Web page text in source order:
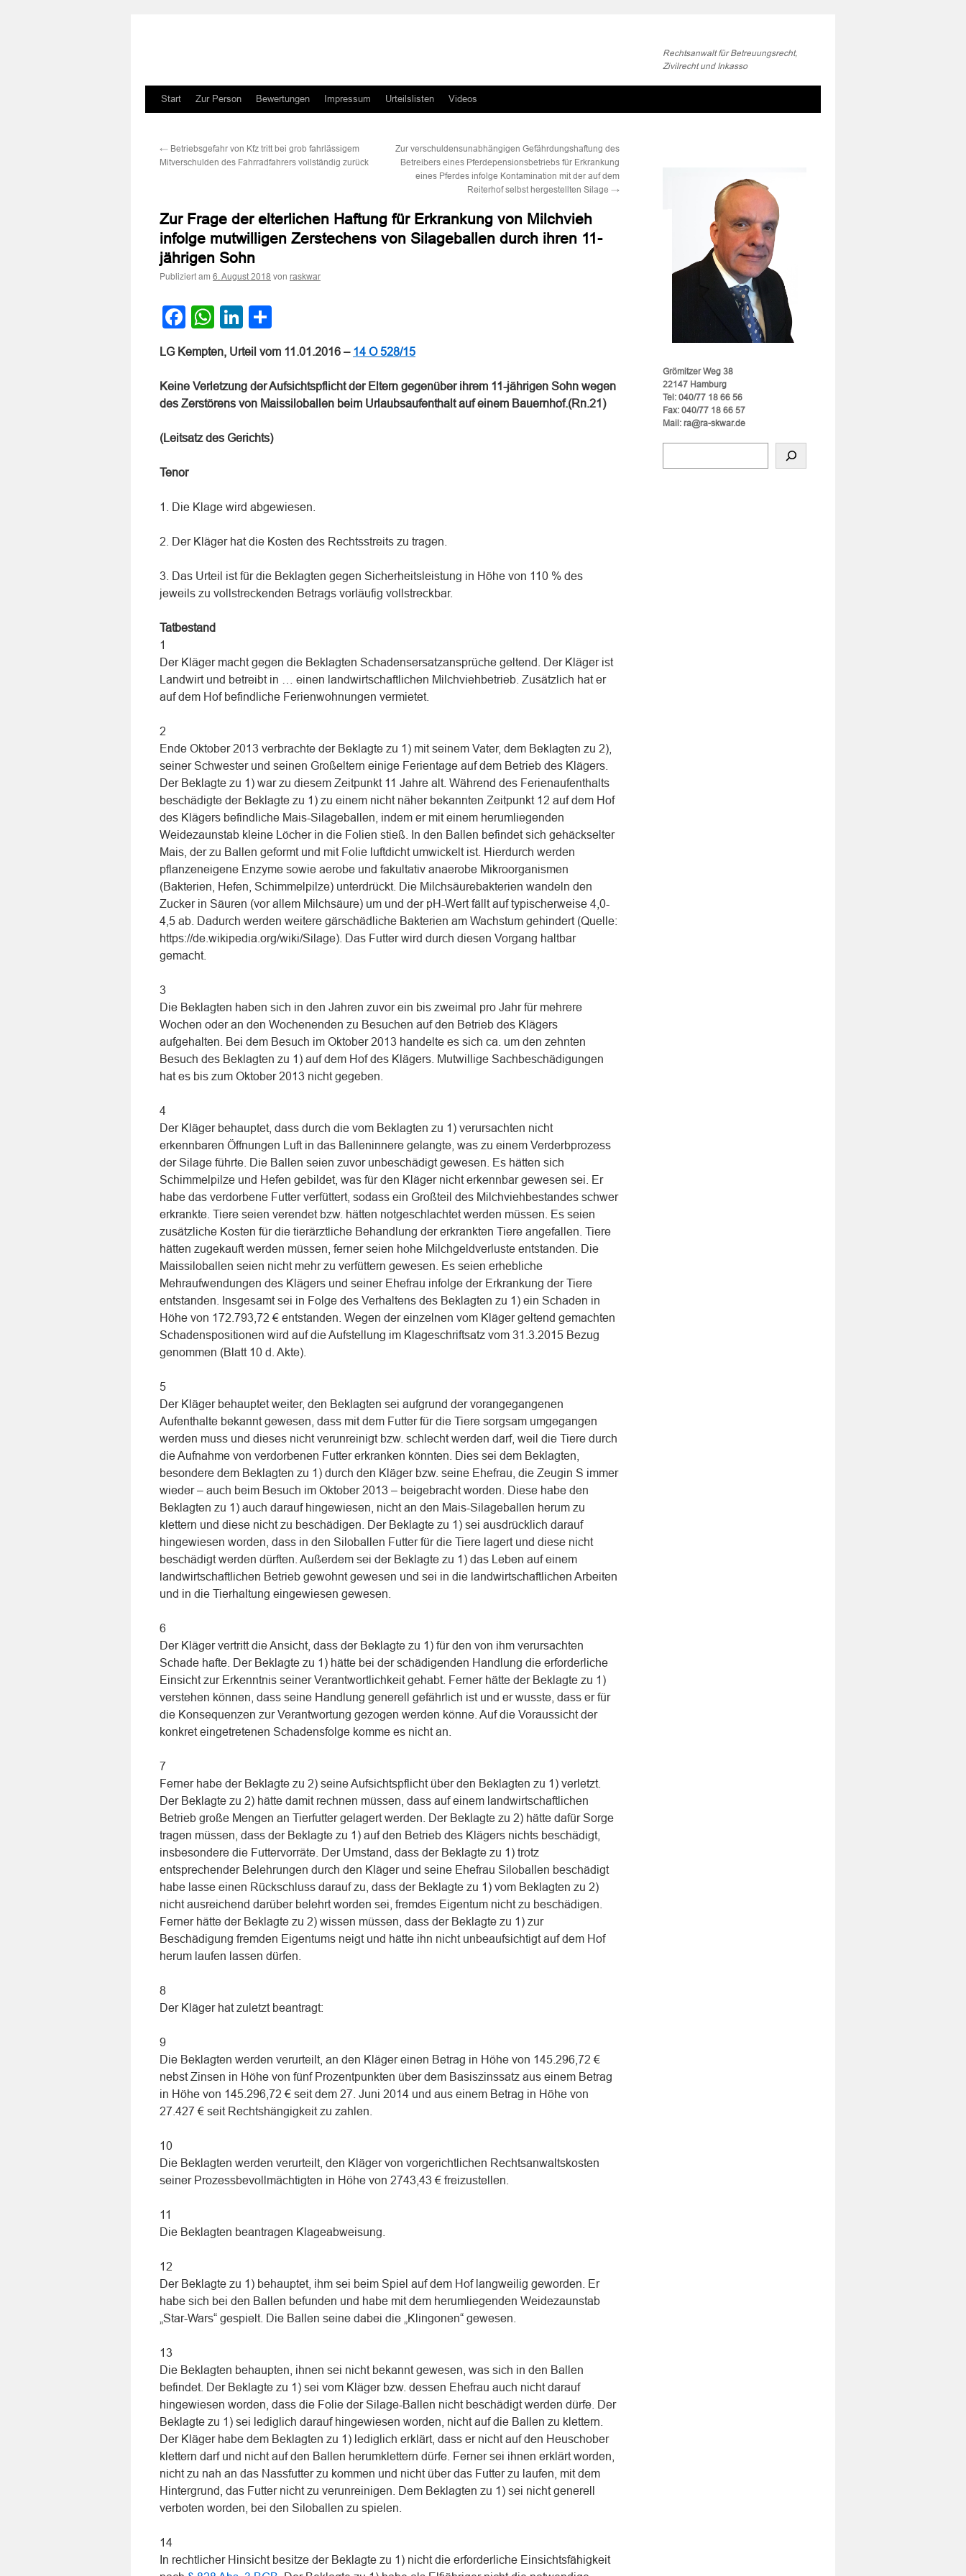
Rechtsanwalt für Betreuungsrecht,
Zivilrecht und Inkasso
Zum
springen
Start Zur Person Bewertungen Impressum Urteilslisten Videos
← Betriebsgefahr von Kfz tritt bei grob fahrlässigem
Mitverschulden des Fahrradfahrers vollständig zurück
Zur verschuldensunabhängigen Gefährdungshaftung des
Betreibers eines Pferdepensionsbetriebs für Erkrankung
eines Pferdes infolge Kontamination mit der auf dem
Reiterhof selbst hergestellten Silage →
Zur Frage der elterlichen Haftung für Erkrankung von Milchvieh
infolge mutwilligen Zerstechens von Silageballen durch ihren 11-
jährigen Sohn
Publiziert am 6. August 2018 von raskwar
Facebook
WhatsApp
LinkedIn
LG Kempten, Urteil vom 11.01.2016 – 14 O 528/15
Keine Verletzung der Aufsichtspflicht der Eltern gegenüber ihrem 11-jährigen Sohn wegen
des Zerstörens von Maissiloballen beim Urlaubsaufenthalt auf einem Bauernhof.(Rn.21)
(Leitsatz des Gerichts)
Tenor
1. Die Klage wird abgewiesen.
2. Der Kläger hat die Kosten des Rechtsstreits zu tragen.
3. Das Urteil ist für die Beklagten gegen Sicherheitsleistung in Höhe von 110 % des
jeweils zu vollstreckenden Betrags vorläufig vollstreckbar.
Tatbestand
1
Der Kläger macht gegen die Beklagten Schadensersatzansprüche geltend. Der Kläger ist
Landwirt und betreibt in … einen landwirtschaftlichen Milchviehbetrieb. Zusätzlich hat er
auf dem Hof befindliche Ferienwohnungen vermietet.
2
Ende Oktober 2013 verbrachte der Beklagte zu 1) mit seinem Vater, dem Beklagten zu 2),
seiner Schwester und seinen Großeltern einige Ferientage auf dem Betrieb des Klägers.
Der Beklagte zu 1) war zu diesem Zeitpunkt 11 Jahre alt. Während des Ferienaufenthalts
beschädigte der Beklagte zu 1) zu einem nicht näher bekannten Zeitpunkt 12 auf dem Hof
des Klägers befindliche Mais-Silageballen, indem er mit einem herumliegenden
Weidezaunstab kleine Löcher in die Folien stieß. In den Ballen befindet sich gehäckselter
Mais, der zu Ballen geformt und mit Folie luftdicht umwickelt ist. Hierdurch werden
pflanzeneigene Enzyme sowie aerobe und fakultativ anaerobe Mikroorganismen
(Bakterien, Hefen, Schimmelpilze) unterdrückt. Die Milchsäurebakterien wandeln den
Zucker in Säuren (vor allem Milchsäure) um und der pH-Wert fällt auf typischerweise 4,0-
4,5 ab. Dadurch werden weitere gärschädliche Bakterien am Wachstum gehindert (Quelle:
https://de.wikipedia.org/wiki/Silage). Das Futter wird durch diesen Vorgang haltbar
gemacht.
3
Die Beklagten haben sich in den Jahren zuvor ein bis zweimal pro Jahr für mehrere
Wochen oder an den Wochenenden zu Besuchen auf den Betrieb des Klägers
aufgehalten. Bei dem Besuch im Oktober 2013 handelte es sich ca. um den zehnten
Besuch des Beklagten zu 1) auf dem Hof des Klägers. Mutwillige Sachbeschädigungen
hat es bis zum Oktober 2013 nicht gegeben.
4
Der Kläger behauptet, dass durch die vom Beklagten zu 1) verursachten nicht
erkennbaren Öffnungen Luft in das Balleninnere gelangte, was zu einem Verderbprozess
der Silage führte. Die Ballen seien zuvor unbeschädigt gewesen. Es hätten sich
Schimmelpilze und Hefen gebildet, was für den Kläger nicht erkennbar gewesen sei. Er
habe das verdorbene Futter verfüttert, sodass ein Großteil des Milchviehbestandes schwer
erkrankte. Tiere seien verendet bzw. hätten notgeschlachtet werden müssen. Es seien
zusätzliche Kosten für die tierärztliche Behandlung der erkrankten Tiere angefallen. Tiere
hätten zugekauft werden müssen, ferner seien hohe Milchgeldverluste entstanden. Die
Maissiloballen seien nicht mehr zu verfüttern gewesen. Es seien erhebliche
Mehraufwendungen des Klägers und seiner Ehefrau infolge der Erkrankung der Tiere
entstanden. Insgesamt sei in Folge des Verhaltens des Beklagten zu 1) ein Schaden in
Höhe von 172.793,72 € entstanden. Wegen der einzelnen vom Kläger geltend gemachten
Schadenspositionen wird auf die Aufstellung im Klageschriftsatz vom 31.3.2015 Bezug
genommen (Blatt 10 d. Akte).
5
Der Kläger behauptet weiter, den Beklagten sei aufgrund der vorangegangenen
Aufenthalte bekannt gewesen, dass mit dem Futter für die Tiere sorgsam umgegangen
werden muss und dieses nicht verunreinigt bzw. schlecht werden darf, weil die Tiere durch
die Aufnahme von verdorbenen Futter erkranken könnten. Dies sei dem Beklagten,
besondere dem Beklagten zu 1) durch den Kläger bzw. seine Ehefrau, die Zeugin S immer
wieder – auch beim Besuch im Oktober 2013 – beigebracht worden. Diese habe den
Beklagten zu 1) auch darauf hingewiesen, nicht an den Mais-Silageballen herum zu
klettern und diese nicht zu beschädigen. Der Beklagte zu 1) sei ausdrücklich darauf
hingewiesen worden, dass in den Siloballen Futter für die Tiere lagert und diese nicht
beschädigt werden dürften. Außerdem sei der Beklagte zu 1) das Leben auf einem
landwirtschaftlichen Betrieb gewohnt gewesen und sei in die landwirtschaftlichen Arbeiten
und in die Tierhaltung eingewiesen gewesen.
6
Der Kläger vertritt die Ansicht, dass der Beklagte zu 1) für den von ihm verursachten
Schade hafte. Der Beklagte zu 1) hätte bei der schädigenden Handlung die erforderliche
Einsicht zur Erkenntnis seiner Verantwortlichkeit gehabt. Ferner hätte der Beklagte zu 1)
verstehen können, dass seine Handlung generell gefährlich ist und er wusste, dass er für
die Konsequenzen zur Verantwortung gezogen werden könne. Auf die Voraussicht der
konkret eingetretenen Schadensfolge komme es nicht an.
7
Ferner habe der Beklagte zu 2) seine Aufsichtspflicht über den Beklagten zu 1) verletzt.
Der Beklagte zu 2) hätte damit rechnen müssen, dass auf einem landwirtschaftlichen
Betrieb große Mengen an Tierfutter gelagert werden. Der Beklagte zu 2) hätte dafür Sorge
tragen müssen, dass der Beklagte zu 1) auf den Betrieb des Klägers nichts beschädigt,
insbesondere die Futtervorräte. Der Umstand, dass der Beklagte zu 1) trotz
entsprechender Belehrungen durch den Kläger und seine Ehefrau Siloballen beschädigt
habe lasse einen Rückschluss darauf zu, dass der Beklagte zu 1) vom Beklagten zu 2)
nicht ausreichend darüber belehrt worden sei, fremdes Eigentum nicht zu beschädigen.
Ferner hätte der Beklagte zu 2) wissen müssen, dass der Beklagte zu 1) zur
Beschädigung fremden Eigentums neigt und hätte ihn nicht unbeaufsichtigt auf dem Hof
herum laufen lassen dürfen.
8
Der Kläger hat zuletzt beantragt:
9
Die Beklagten werden verurteilt, an den Kläger einen Betrag in Höhe von 145.296,72 €
nebst Zinsen in Höhe von fünf Prozentpunkten über dem Basiszinssatz aus einem Betrag
in Höhe von 145.296,72 € seit dem 27. Juni 2014 und aus einem Betrag in Höhe von
27.427 € seit Rechtshängigkeit zu zahlen.
10
Die Beklagten werden verurteilt, den Kläger von vorgerichtlichen Rechtsanwaltskosten
seiner Prozessbevollmächtigten in Höhe von 2743,43 € freizustellen.
11
Die Beklagten beantragen Klageabweisung.
12
Der Beklagte zu 1) behauptet, ihm sei beim Spiel auf dem Hof langweilig geworden. Er
habe sich bei den Ballen befunden und habe mit dem herumliegenden Weidezaunstab
„Star-Wars“ gespielt. Die Ballen seine dabei die „Klingonen“ gewesen.
13
Die Beklagten behaupten, ihnen sei nicht bekannt gewesen, was sich in den Ballen
befindet. Der Beklagte zu 1) sei vom Kläger bzw. dessen Ehefrau auch nicht darauf
hingewiesen worden, dass die Folie der Silage-Ballen nicht beschädigt werden dürfe. Der
Beklagte zu 1) sei lediglich darauf hingewiesen worden, nicht auf die Ballen zu klettern.
Der Kläger habe dem Beklagten zu 1) lediglich erklärt, dass er nicht auf den Heuschober
klettern darf und nicht auf den Ballen herumklettern dürfe. Ferner sei ihnen erklärt worden,
nicht zu nah an das Nassfutter zu kommen und nicht über das Futter zu laufen, mit dem
Hintergrund, das Futter nicht zu verunreinigen. Dem Beklagten zu 1) sei nicht generell
verboten worden, bei den Siloballen zu spielen.
14
In rechtlicher Hinsicht besitze der Beklagte zu 1) nicht die erforderliche Einsichtsfähigkeit
Grömitzer Weg 38
22147 Hamburg
Tel: 040/77 18 66 56
Fax: 040/77 18 66 57
Mail: ra@ra-skwar.de